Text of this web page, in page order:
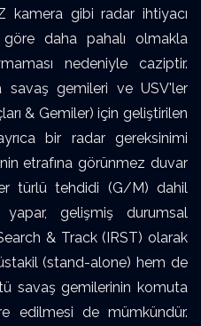
kamera gibi radar ihtiyacı
daha pahalı olmakla
nedeniyle caziptir.
savaş gemileri ve USV'ler
& Gemiler) için geliştirilen
bir radar gereksinimi
etrafına görünmez duvar
türlü tehdidi (G/M) dahil
gelişmiş durumsal
& Track (IRST) olarak
(stand-alone) hem de
savaş gemilerinin komuta
edilmesi de mümkündür.